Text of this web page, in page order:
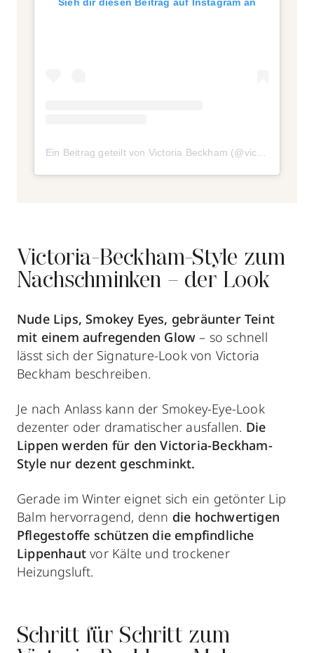
Victoria-Beckham-Style zum
Nachschminken – der Look
Nude Lips, Smokey Eyes, gebräunter Teint
mit einem aufregenden Glow – so schnell
lässt sich der Signature-Look von Victoria
Beckham beschreiben.
Je nach Anlass kann der Smokey-Eye-Look
dezenter oder dramatischer ausfallen. Die
Lippen werden für den Victoria-Beckham-
Style nur dezent geschminkt.
Gerade im Winter eignet sich ein getönter Lip
Balm hervorragend, denn die hochwertigen
Pflegestoffe schützen die empfindliche
Lippenhaut vor Kälte und trockener
Heizungsluft.
Schritt für Schritt zum